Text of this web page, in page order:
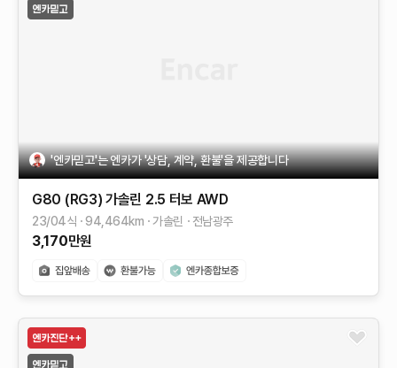
'엔카믿고'는 엔카가 '상담, 계약, 환불'을 제공합니다
G80 (RG3) 가솔린 2.5 터보 AWD
23/04식 94,464km 가솔린 전남광주
3,170만원